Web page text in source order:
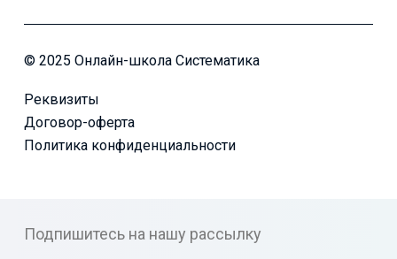
© 2025 Онлайн-школа Систематика
Реквизиты
Договор-оферта
Политика конфиденциальности
Подпишитесь на нашу рассылку